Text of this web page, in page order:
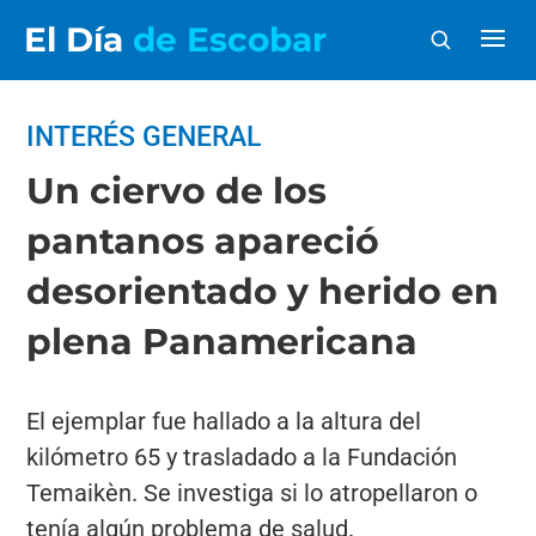
El Día de Escobar
INTERÉS GENERAL
Un ciervo de los
pantanos apareció
desorientado y herido en
plena Panamericana
El ejemplar fue hallado a la altura del
kilómetro 65 y trasladado a la Fundación
Temaikèn. Se investiga si lo atropellaron o
tenía algún problema de salud.